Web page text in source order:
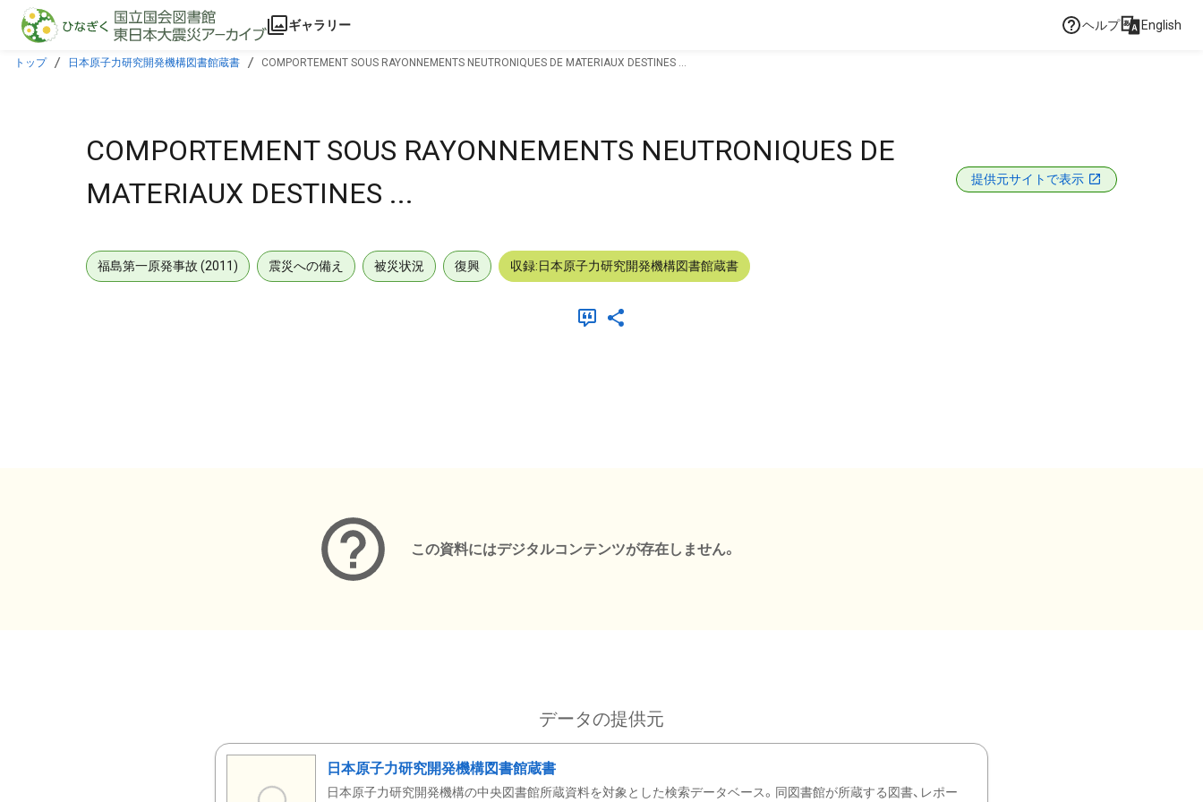
本文に飛ぶ
ギャラリー ヘルプ English
トップ 日本原子力研究開発機構図書館蔵書 COMPORTEMENT SOUS RAYONNEMENTS NEUTRONIQUES DE MATERIAUX DESTINES ...
COMPORTEMENT SOUS RAYONNEMENTS NEUTRONIQUES DE
MATERIAUX DESTINES ...
提供元サイトで表示
福島第一原発事故 (2011) 震災への備え 被災状況 復興 収録:日本原子力研究開発機構図書館蔵書
この資料にはデジタルコンテンツが存在しません。
データの提供元
日本原子力研究開発機構図書館蔵書
日本原子力研究開発機構の中央図書館所蔵資料を対象とした検索データベース。同図書館が所蔵する図書、レポー